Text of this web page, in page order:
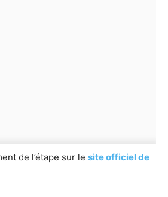
de l’étape sur le site officiel de